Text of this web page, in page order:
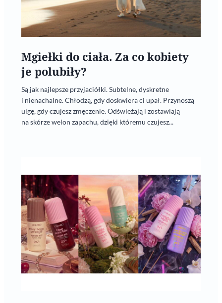
Mgiełki do ciała. Za co kobiety
je polubiły?
Są jak najlepsze przyjaciółki. Subtelne, dyskretne
i nienachalne. Chłodzą, gdy doskwiera ci upał. Przynoszą
ulgę, gdy czujesz zmęczenie. Odświeżają i zostawiają
na skórze welon zapachu, dzięki któremu czujesz...